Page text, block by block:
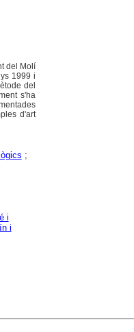
del Molí
1999 i
del
s'ha
d'art
;
i
i